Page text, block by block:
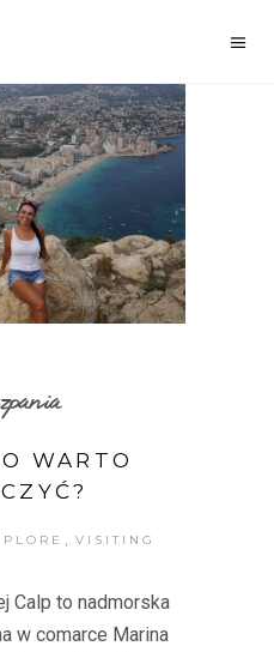
WARTO
VISITING
Calp to nadmorska
w comarce Marina